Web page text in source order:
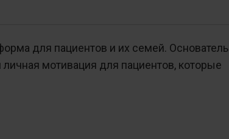
для пациентов и их семей. Основатель
мотивация для пациентов, которые